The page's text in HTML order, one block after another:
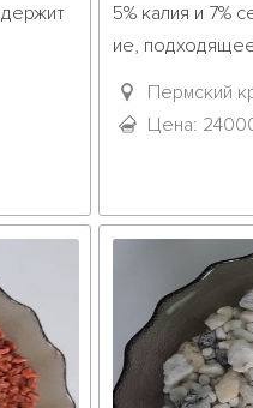
5% калия и 7%
ие,
Пермский
Цена: